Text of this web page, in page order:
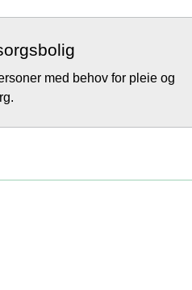
med behov for pleie og